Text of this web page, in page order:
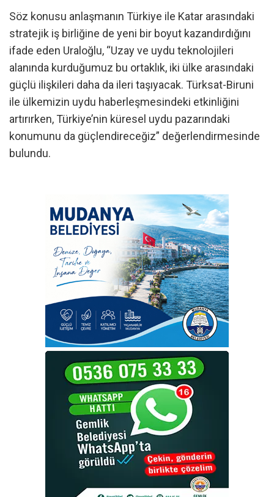
Söz konusu anlaşmanın Türkiye ile Katar arasındaki
stratejik iş birliğine de yeni bir boyut kazandırdığını
ifade eden Uraloğlu, “Uzay ve uydu teknolojileri
alanında kurduğumuz bu ortaklık, iki ülke arasındaki
güçlü ilişkileri daha da ileri taşıyacak. Türksat-Biruni
ile ülkemizin uydu haberleşmesindeki etkinliğini
artırırken, Türkiye’nin küresel uydu pazarındaki
konumunu da güçlendireceğiz” değerlendirmesinde
bulundu.